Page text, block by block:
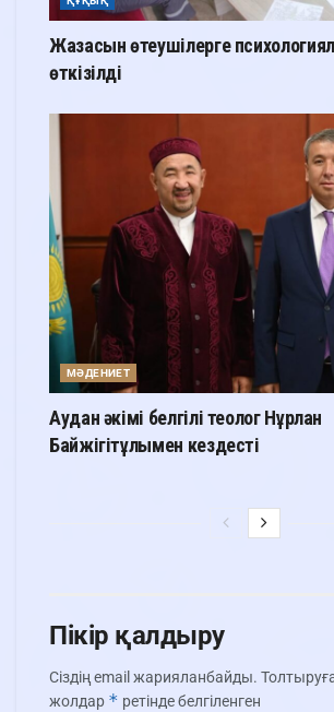
Жазасын өтеушілерге
өткізілді
МӘДЕНИЕТ
Аудан әкімі белгілі теолог Нұрлан
Байжігітұлымен кездесті
Пікір қалдыру
Сіздің email жарияланбайды.
жолдар * ретінде белгіленген